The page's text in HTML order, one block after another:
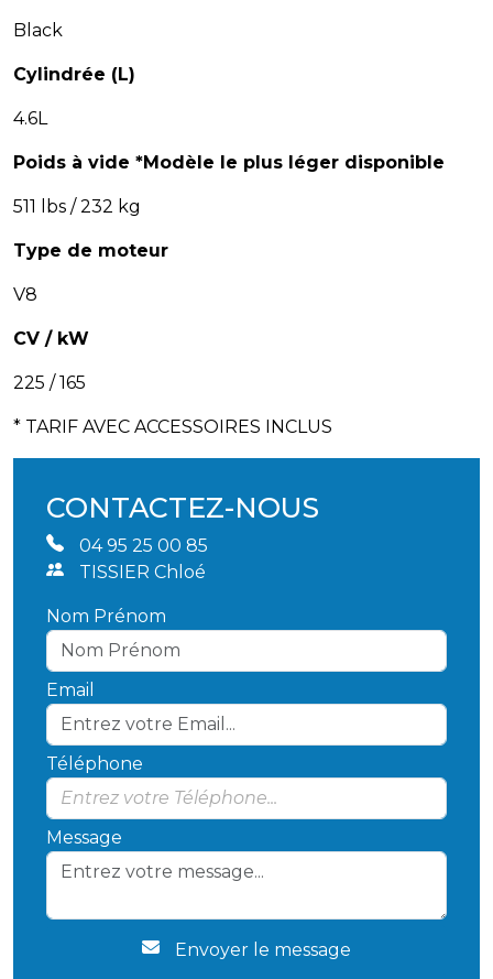
Black
Cylindrée (L)
4.6L
Poids à vide *Modèle le plus léger disponible
511 lbs / 232 kg
Type de moteur
V8
CV / kW
225 / 165
* TARIF AVEC ACCESSOIRES INCLUS
CONTACTEZ-NOUS
04 95 25 00 85
TISSIER Chloé
Nom Prénom
Email
Téléphone
Message
Envoyer le message